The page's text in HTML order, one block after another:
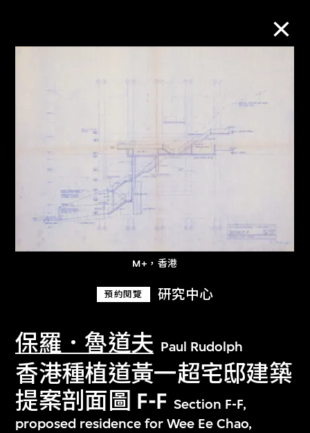
M+，香港
預約閱覽 研究中心
保羅．魯道夫 Paul Rudolph
香港種植道黃一超宅邸建築
提案剖面圖 F-F Section F-F,
proposed residence for Wee Ee Chao,
關於M+藏品
探索世界頂級的二十及二十一世紀視覺